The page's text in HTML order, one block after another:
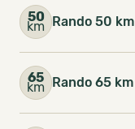
50
km Rando 50 km
65
km Rando 65 km